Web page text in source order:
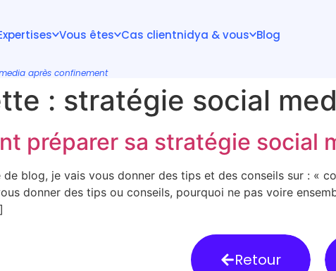
Vous êtes Cas clientnidya & vous Blog
après confinement
: stratégie social
préparer sa stratégie social
blog, je vais vous donner des tips et des conseils sur : «
donner des tips ou conseils, pourquoi ne pas voire
Retour